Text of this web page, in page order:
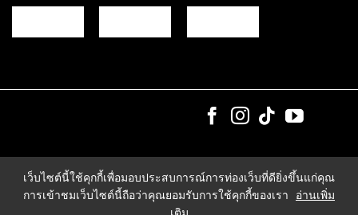
เว็บไซต์นี้ใช้คุกกี้เพื่อมอบประสบการณ์การท่องเว็บที่ดียิ่งขึ้นแก่คุณ
การเข้าชมเว็บไซต์นี้ถือว่าคุณยอมรับการใช้คุกกี้ของเรา
อ่านเพิ่ม
เติม